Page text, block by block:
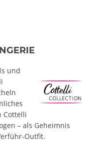
und
Cottelli
– als Geheimnis
Outfit.